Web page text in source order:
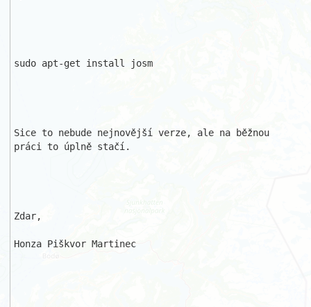
sudo apt-get install josm
Sice to nebude nejnovější verze, ale na běžnou
práci to úplně stačí.
Zdar,
Honza Piškvor Martinec